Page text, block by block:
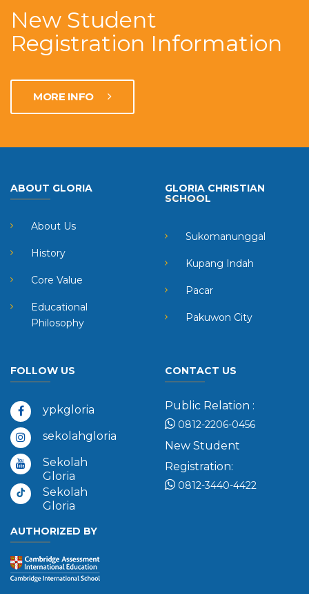
New Student
Registration Information
MORE INFO
ABOUT GLORIA
About Us
History
Core Value
Educational
Philosophy
GLORIA CHRISTIAN
SCHOOL
Sukomanunggal
Kupang Indah
Pacar
Pakuwon City
FOLLOW US
ypkgloria
sekolahgloria
Sekolah
Gloria
Sekolah
Gloria
CONTACT US
Public Relation :
0812-2206-0456
New Student
Registration:
0812-3440-4422
AUTHORIZED BY